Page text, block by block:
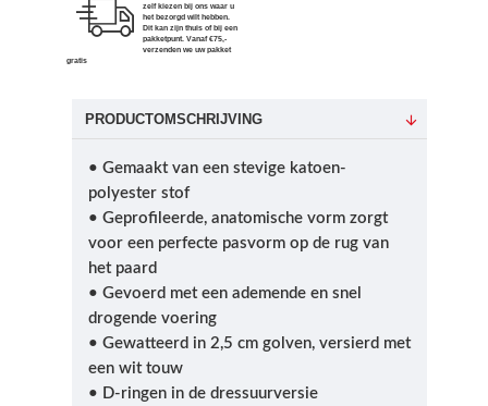
zelf kiezen bij ons waar u
het bezorgd wilt hebben.
Dit kan zijn thuis of bij een
pakketpunt. Vanaf €75,-
verzenden we uw pakket
gratis
PRODUCTOMSCHRIJVING
• Gemaakt van een stevige katoen-
polyester stof
• Geprofileerde, anatomische vorm zorgt
voor een perfecte pasvorm op de rug van
het paard
• Gevoerd met een ademende en snel
drogende voering
• Gewatteerd in 2,5 cm golven, versierd met
een wit touw
• D-ringen in de dressuurversie